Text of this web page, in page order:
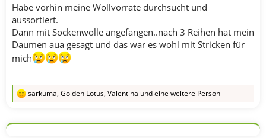
Habe vorhin meine Wollvorräte durchsucht und
aussortiert.
Dann mit Sockenwolle angefangen..nach 3 Reihen hat mein
Daumen aua gesagt und das war es wohl mit Stricken für
mich
R
k
sarkuma, Golden Lotus, Valentina und eine weitere Person